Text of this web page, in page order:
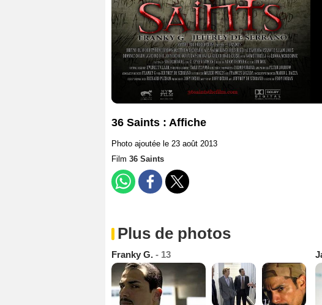
36 Saints : Affiche
Photo ajoutée le 23 août 2013
Film 36 Saints
Plus de photos
Franky G. - 13